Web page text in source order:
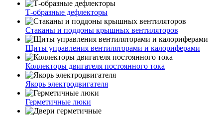
Т-образные дефлекторы
Стаканы и поддоны крышных вентиляторов
Щиты управления вентиляторами и калориферами
Коллекторы двигателя постоянного тока
Якорь электродвигателя
Герметичные люки